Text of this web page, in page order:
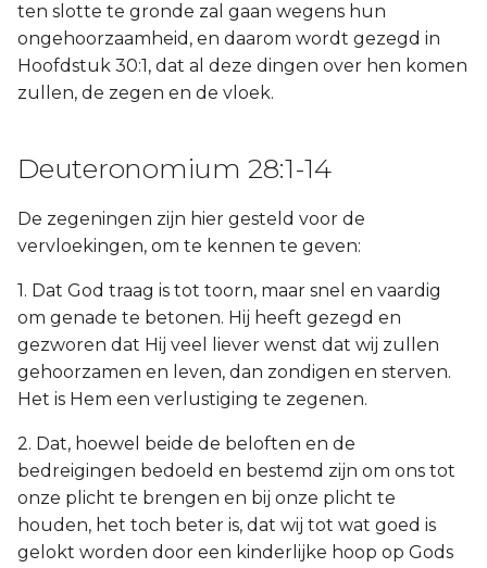
ten slotte te gronde zal gaan wegens hun
ongehoorzaamheid, en daarom wordt gezegd in
Hoofdstuk 30:1, dat al deze dingen over hen komen
zullen, de zegen en de vloek.
Deuteronomium 28:1-14
De zegeningen zijn hier gesteld voor de
vervloekingen, om te kennen te geven:
1. Dat God traag is tot toorn, maar snel en vaardig
om genade te betonen. Hij heeft gezegd en
gezworen dat Hij veel liever wenst dat wij zullen
gehoorzamen en leven, dan zondigen en sterven.
Het is Hem een verlustiging te zegenen.
2. Dat, hoewel beide de beloften en de
bedreigingen bedoeld en bestemd zijn om ons tot
onze plicht te brengen en bij onze plicht te
houden, het toch beter is, dat wij tot wat goed is
gelokt worden door een kinderlijke hoop op Gods